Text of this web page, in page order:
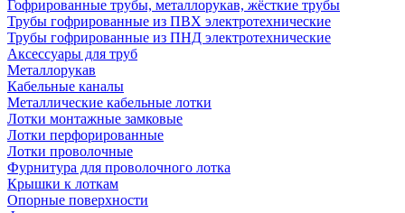
Гофрированные трубы, металлорукав, жёсткие трубы
Трубы гофрированные из ПВХ электротехнические
Трубы гофрированные из ПНД электротехнические
Аксессуары для труб
Металлорукав
Кабельные каналы
Металлические кабельные лотки
Лотки монтажные замковые
Лотки перфорированные
Лотки проволочные
Фурнитура для проволочного лотка
Крышки к лоткам
Опорные поверхности